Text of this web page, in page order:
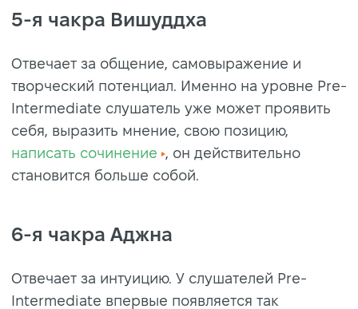
5-я чакра Вишуддха
Отвечает за общение, самовыражение и
творческий потенциал. Именно на уровне Pre-
Intermediate слушатель уже может проявить
себя, выразить мнение, свою позицию,
написать сочинение
, он действительно
становится больше собой.
6-я чакра Аджна
Отвечает за интуицию. У слушателей Pre-
Intermediate впервые появляется так